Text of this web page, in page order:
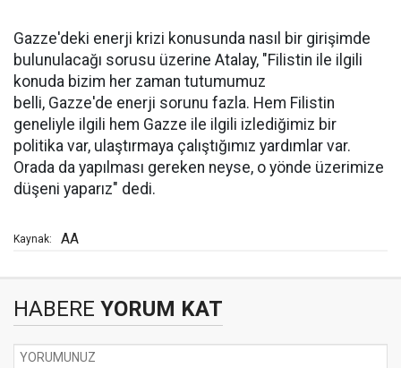
Gazze'deki enerji krizi konusunda nasıl bir girişimde
bulunulacağı sorusu üzerine Atalay, "Filistin ile ilgili
konuda bizim her zaman tutumumuz
belli, Gazze'de enerji sorunu fazla. Hem Filistin
geneliyle ilgili hem Gazze ile ilgili izlediğimiz bir
politika var, ulaştırmaya çalıştığımız yardımlar var.
Orada da yapılması gereken neyse, o yönde üzerimize
düşeni yaparız" dedi.
Kaynak: AA
HABERE YORUM KAT